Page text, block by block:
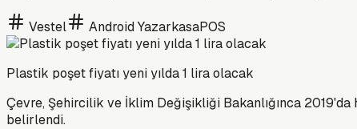
Vestel Android YazarkasaPOS
Plastik poşet fiyatı yeni yılda 1 lira olacak
Çevre, Şehircilik ve İklim Değişikliği Bakanlığınca
belirlendi.